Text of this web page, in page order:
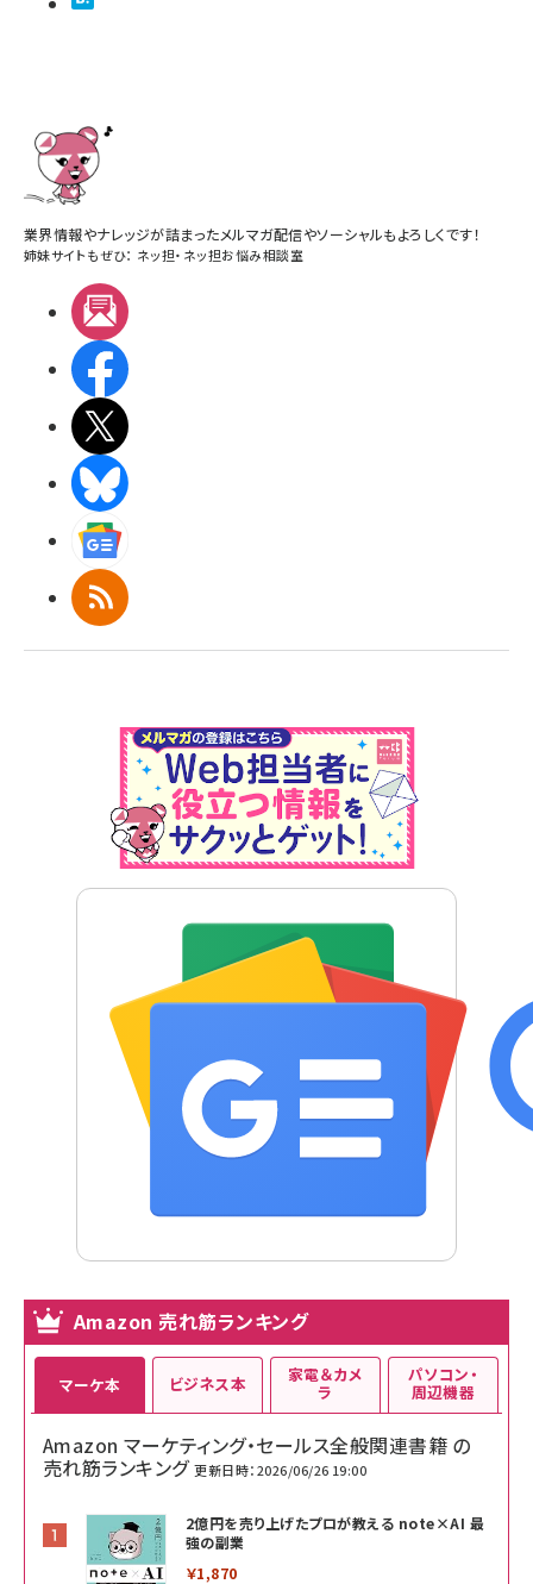
業界情報やナレッジが詰まったメルマガ配信やソーシャルもよろしくです！
姉妹サイトもぜひ： ネッ担・ ネッ担お悩み相談室
RSS
Amazon 売れ筋ランキング
マーケ本
Amazon マーケティング・セールス全般関連書籍 の
売れ筋ランキング 更新日時：2026/06/26 19:00
2億円を売り上げたプロが教える note×AI 最
強の副業
￥1,870
ビジネス本 家電＆カメ
ラ
パソコン・
周辺機器